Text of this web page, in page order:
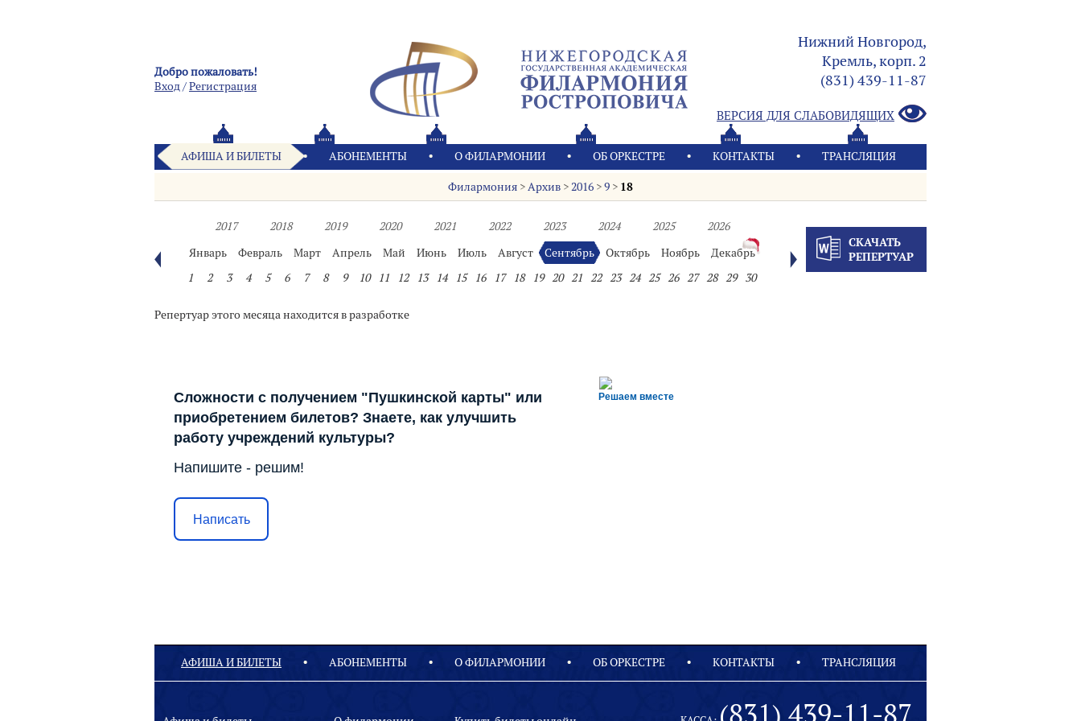
Добро пожаловать!
Вход/Pегистрация
Нижний Новгород,
Кремль, корп. 2
(831) 439-11-87
ВЕРСИЯ ДЛЯ СЛАБОВИДЯЩИХ
АФИША И БИЛЕТЫ АБОНЕМЕНТЫ О ФИЛАРМОНИИ OБ ОРКЕСТРЕ КОНТАКТЫ ТРАНСЛЯЦИЯ
Филармония >Архив >2016 >9 > 18
2017 2018 2019 2020 2021 2022 2023 2024 2025
2026
Январь
Февраль Март Апрель Май Июнь Июль Август Сентябрь Октябрь Ноябрь
Декабрь
1
2 3 4 5 6 7 8 9 10 11 12 13 14 15 16 17 18 19 20 21 22 23 24 25 26 27 28 29 30
СКАЧАТЬ
РЕПЕРТУАР
Репертуар этого месяца находится в разработке
Решаем вместе
Сложности с получением "Пушкинской карты" или
приобретением билетов? Знаете, как улучшить
работу учреждений культуры?
Напишите - решим!
Написать
АФИША И БИЛЕТЫ АБОНЕМЕНТЫ О ФИЛАРМОНИИ OБ ОРКЕСТРЕ КОНТАКТЫ ТРАНСЛЯЦИЯ